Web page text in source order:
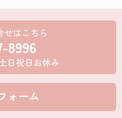
せはこちら
8996
日祝日お休み
ォーム